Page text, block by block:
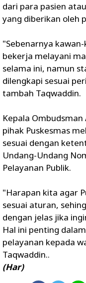
dari para pasien
yang diberikan oleh
"Sebenarnya
bekerja melayani
selama ini, namun
dilengkapi sesuai
tambah Taqwaddin.
Kepala
pihak Puskesmas
sesuai dengan
Undang-Undang
Pelayanan Publik.
"Harapan kita agar
sesuai aturan,
dengan jelas jika
Hal ini penting
pelayanan kepada
Taqwaddin..
(Har)